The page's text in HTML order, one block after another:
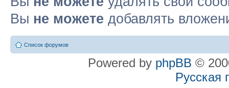
Вы не можете добавлять
Список форумов
Powered by phpBB ©
Русская